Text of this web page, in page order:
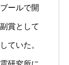
ールで開
賞として
ていた。